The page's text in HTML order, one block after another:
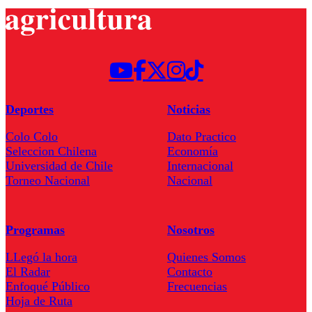
Deportes
Colo Colo
Seleccion Chilena
Universidad de Chile
Torneo Nacional
Noticias
Dato Practico
Economía
Internacional
Nacional
Programas
LLegó la hora
El Radar
Enfoqué Público
Hoja de Ruta
Nosotros
Quienes Somos
Contacto
Frecuencias